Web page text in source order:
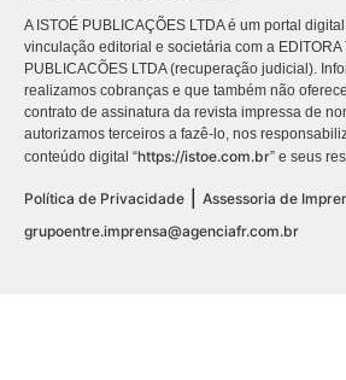
A ISTOÉ PUBLICAÇÕES LTDA é um portal
vinculação editorial e societária com a EDITORA
PUBLICACÕES LTDA (recuperação judicial).
realizamos cobranças e que também não
contrato de assinatura da revista impressa de
autorizamos terceiros a fazê-lo, nos
conteúdo digital “https://istoe.com.br” e seus
Política de Privacidade
Assessoria de
grupoentre.imprensa@agenciafr.com.br